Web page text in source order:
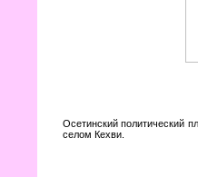
Осетинский политический
селом Кехви.